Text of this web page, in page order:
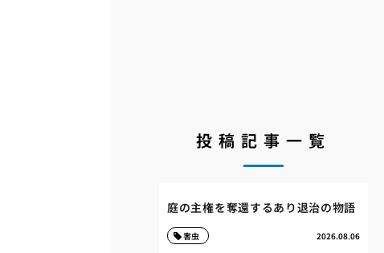
投稿記事一覧
庭の主権を奪還するあり退治の物語
2026.08.06
害虫